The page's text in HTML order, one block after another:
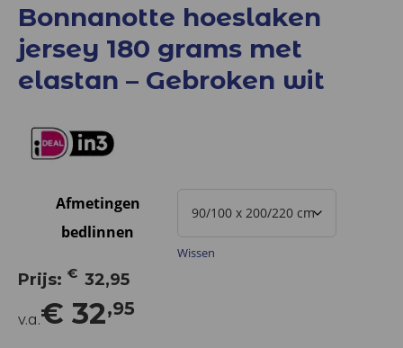
of
5
Bonnanotte hoeslaken
jersey 180 grams met
elastan – Gebroken wit
Afmetingen
bedlinnen
Wissen
€ 32,95
v.a.€ 32,95